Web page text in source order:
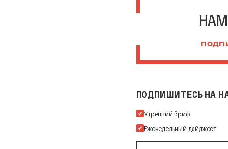
ПОДПИШИТЕСЬ НА
Подпишитесь на нашу Email-
Утренний бриф
Еженедельный дайджест